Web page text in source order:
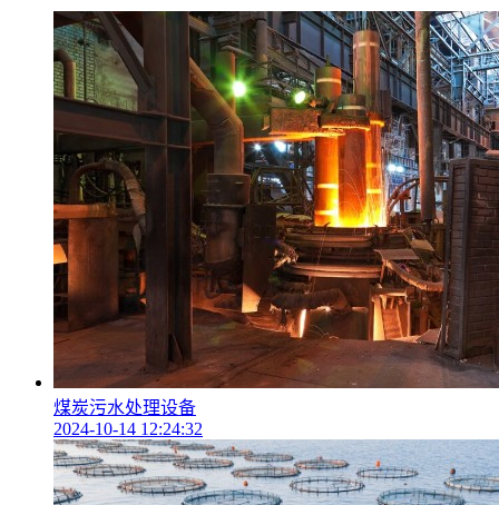
煤炭污水处理设备
2024-10-14 12:24:32